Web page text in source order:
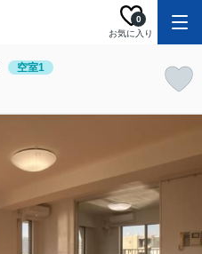
お気に入り
0
空室1